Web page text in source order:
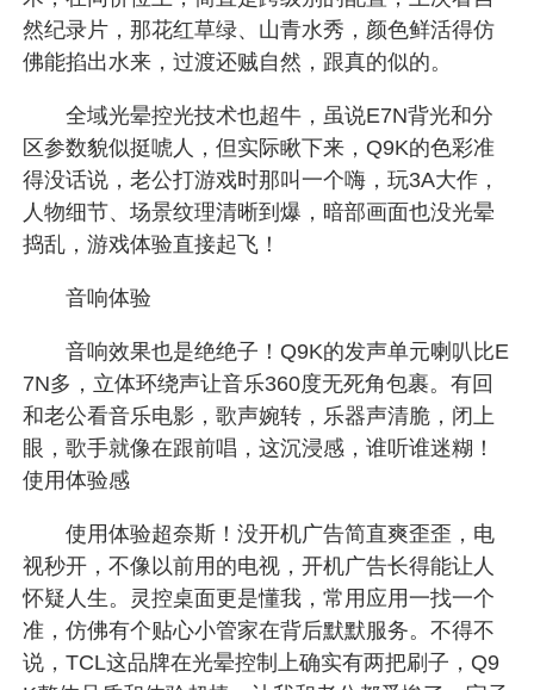
然纪录片，那花红草绿、山青水秀，颜色鲜活得仿
佛能掐出水来，过渡还贼自然，跟真的似的。
全域光晕控光技术也超牛，虽说E7N背光和分
区参数貌似挺唬人，但实际瞅下来，Q9K的色彩准
得没话说，老公打游戏时那叫一个嗨，玩3A大作，
人物细节、场景纹理清晰到爆，暗部画面也没光晕
捣乱，游戏体验直接起飞！
音响体验
音响效果也是绝绝子！Q9K的发声单元喇叭比E
7N多，立体环绕声让音乐360度无死角包裹。有回
和老公看音乐电影，歌声婉转，乐器声清脆，闭上
眼，歌手就像在跟前唱，这沉浸感，谁听谁迷糊！
使用体验感
使用体验超奈斯！没开机广告简直爽歪歪，电
视秒开，不像以前用的电视，开机广告长得能让人
怀疑人生。灵控桌面更是懂我，常用应用一找一个
准，仿佛有个贴心小管家在背后默默服务。不得不
说，TCL这品牌在光晕控制上确实有两把刷子，Q9